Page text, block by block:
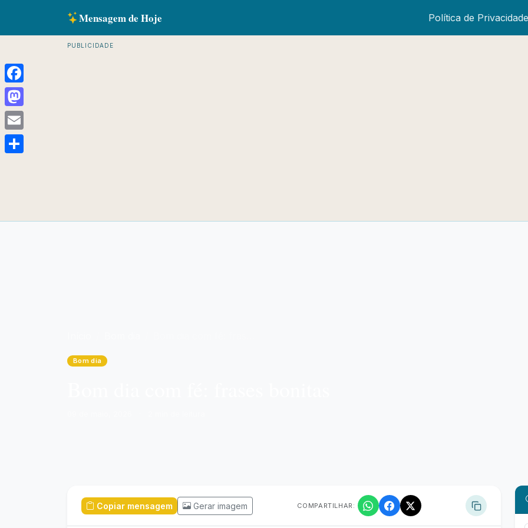
Mensagem de Hoje Política de Privacidade
PUBLICIDADE
Bom dia
Copiar mensagem Gerar imagem COMPARTILHAR:
Facebook
Mastodon
Email